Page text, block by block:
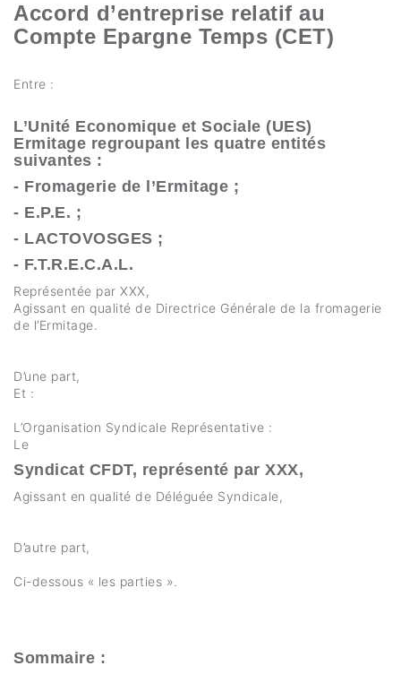
Accord d’entreprise relatif au
Compte Epargne Temps (CET)
Entre :
L’Unité Economique et Sociale (UES)
Ermitage regroupant les quatre entités
suivantes :
- Fromagerie de l’Ermitage ;
- E.P.E. ;
- LACTOVOSGES ;
- F.T.R.E.C.A.L.
Représentée par XXX,
Agissant en qualité de Directrice Générale de la fromagerie
de l’Ermitage.
D’une part,
Et :
L’Organisation Syndicale Représentative :
Le
Syndicat CFDT, représenté par XXX,
Agissant en qualité de Déléguée Syndicale,
D’autre part,
Ci-dessous « les parties ».
Sommaire :